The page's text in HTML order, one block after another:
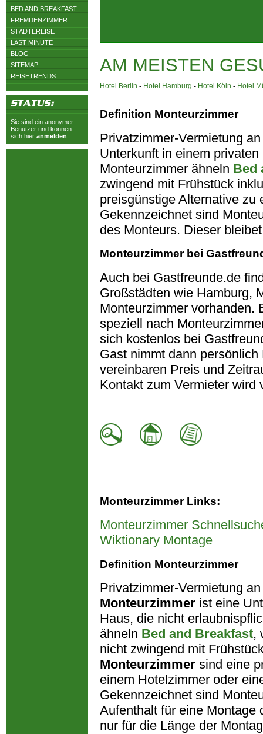
BED AND BREAKFAST
FREMDENZIMMER
STÄDTEREISE
LAST MINUTE
BLOG
SITEMAP
REISETRENDS
Sie sind ein anonymer
Benutzer und können
sich hier anmelden
AM MEISTEN
Hotel Berlin - Hotel Hamburg - Hotel Köln - Hotel
Definition Monteurzimmer
Privatzimmer-Vermietung
Unterkunft in einem
Monteurzimmer ähneln Bed
zwingend mit Frühstück
preisgünstige Alternative
Gekennzeichnet sind
des Monteurs. Dieser
Monteurzimmer bei
Auch bei Gastfreunde.de
Großstädten wie Hamburg,
Monteurzimmer vorhanden.
speziell nach
sich kostenlos bei
Gast nimmt dann
vereinbaren Preis und
Kontakt zum Vermieter wird
Monteurzimmer Links:
Monteurzimmer
Wiktionary Montage
Definition Monteurzimmer
Privatzimmer-Vermietung
Monteurzimmer ist eine
Haus, die nicht
ähneln Bed and Breakfast,
nicht zwingend mit
Monteurzimmer sind eine
einem Hotelzimmer oder
Gekennzeichnet sind
Aufenthalt für eine Montage
nur für die Länge der